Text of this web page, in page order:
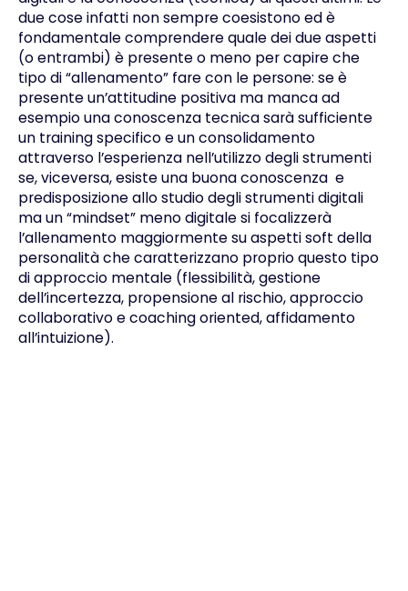
due cose infatti non sempre coesistono ed è
fondamentale comprendere quale dei due aspetti
(o entrambi) è presente o meno per capire che
tipo di “allenamento” fare con le persone: se è
presente un’attitudine positiva ma manca ad
esempio una conoscenza tecnica sarà sufficiente
un training specifico e un consolidamento
attraverso l’esperienza nell’utilizzo degli strumenti
se, viceversa, esiste una buona conoscenza e
predisposizione allo studio degli strumenti digitali
ma un “mindset” meno digitale si focalizzerà
l’allenamento maggiormente su aspetti soft della
personalità che caratterizzano proprio questo tipo
di approccio mentale (flessibilità, gestione
dell’incertezza, propensione al rischio, approccio
collaborativo e coaching oriented, affidamento
all’intuizione).